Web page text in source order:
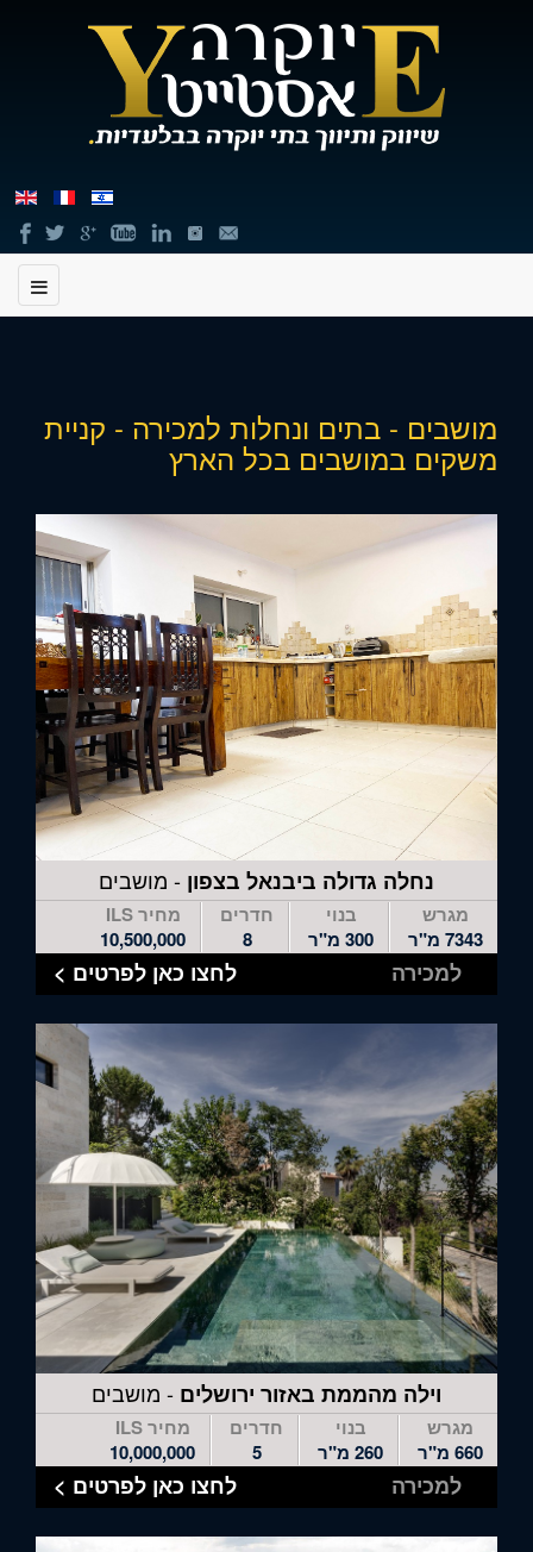
מרכזי,
באפשרותך
הבא
מושבים - בתים ונחלות למכירה - קניית
משקים במושבים בכל הארץ
נחלה גדולה ביבנאל בצפון - מושבים
מגרש
7343 מ"ר
בנוי
300 מ"ר
חדרים
8
מחיר ILS
10,500,000
למכירה לחצו כאן לפרטים >
וילה מהממת באזור ירושלים - מושבים
מגרש
660 מ"ר
בנוי
260 מ"ר
חדרים
5
מחיר ILS
10,000,000
למכירה לחצו כאן לפרטים >